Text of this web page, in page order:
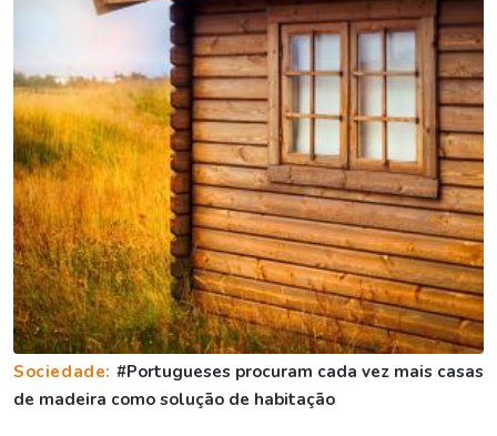
Sociedade: #Portugueses procuram cada vez mais casas
de madeira como solução de habitação